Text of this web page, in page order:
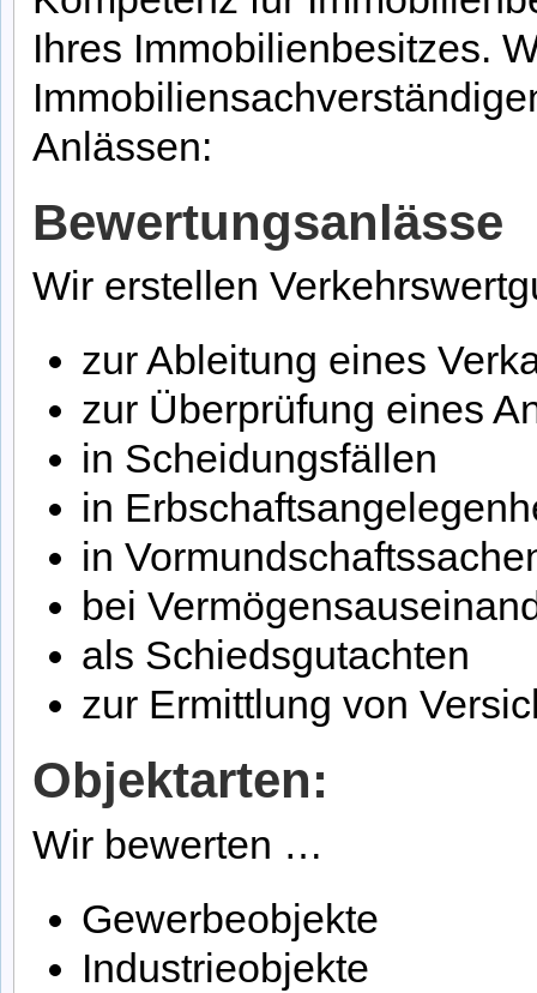
Ihres Immobilienbesitzes.
Anlässen:
Bewertungsanlässe
Wir erstellen
zur Ableitung eines
zur Überprüfung eines
in Scheidungsfällen
in
in
bei
als Schiedsgutachten
zur Ermittlung von
Objektarten:
Wir bewerten …
Gewerbeobjekte
Industrieobjekte